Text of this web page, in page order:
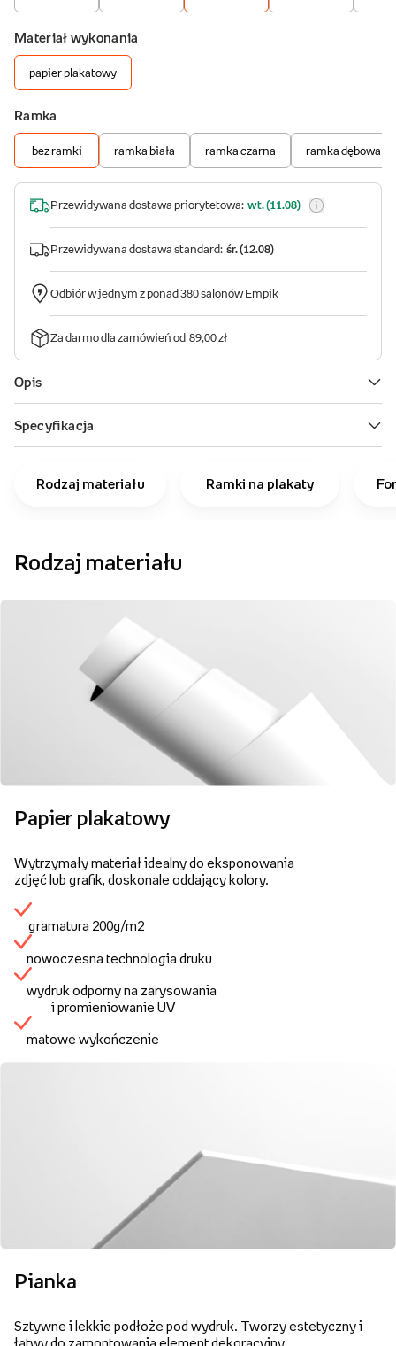
Rodzaj materiału Ramki na plakaty
Rodzaj materiału
Papier plakatowy
Wytrzymały materiał idealny do eksponowania
zdjęć lub grafik, doskonale oddający kolory.
gramatura 200g/m2
nowoczesna technologia druku
wydruk odporny na zarysowania
i promieniowanie UV
matowe wykończenie
Pianka
Sztywne i lekkie podłoże pod wydruk. Tworzy estetyczny i
łatwy do zamontowania element dekoracyjny.